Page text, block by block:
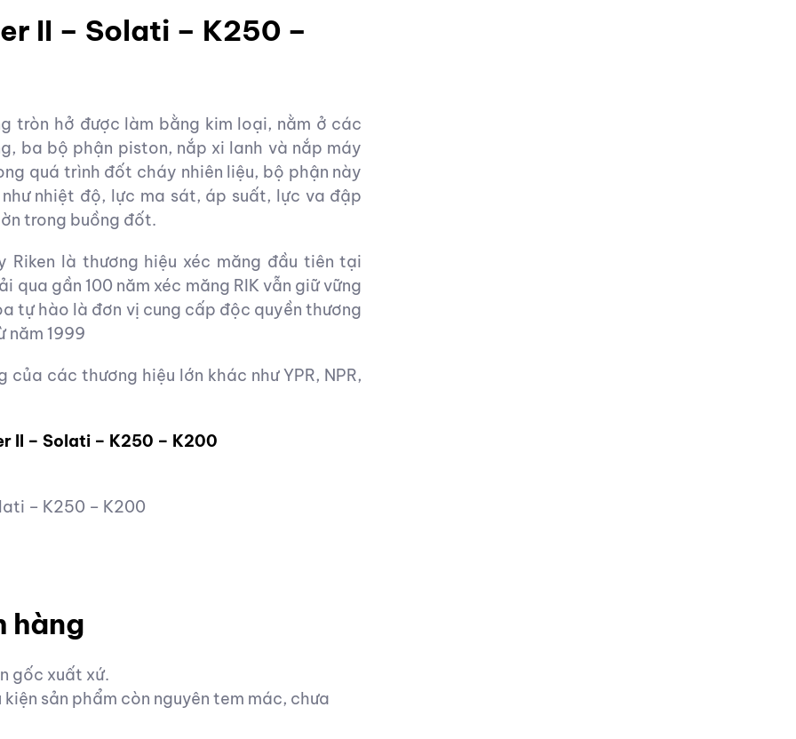
II – Solati – K250 –
tròn hở được làm bằng kim loại, nằm ở các
ba bộ phận piston, nắp xi lanh và nắp máy
quá trình đốt cháy nhiên liệu, bộ phận này
nhiệt độ, lực ma sát, áp suất, lực va đập
trong buồng đốt.
Riken là thương hiệu xéc măng đầu tiên tại
qua gần 100 năm xéc măng RIK vẫn giữ vững
tự hào là đơn vị cung cấp độc quyền thương
năm 1999
các thương hiệu lớn khác như YPR, NPR,
II – Solati – K250 – K200
– K250 – K200
hàng
gốc xuất xứ.
sản phẩm còn nguyên tem mác, chưa